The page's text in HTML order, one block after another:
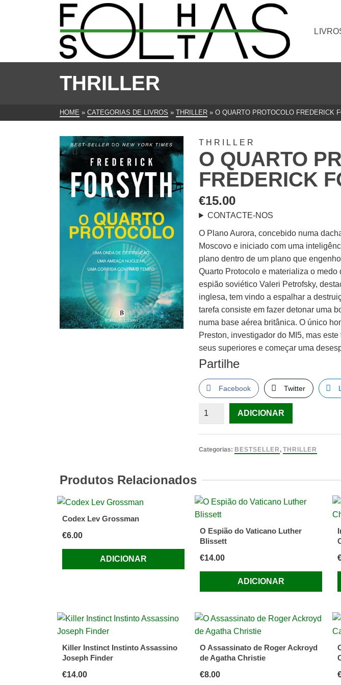
THRILLER
HOME » CATEGORIAS DE LIVROS » THRILLER » O QUARTO PROTOCOLO FREDERICK
THRILLER
O QUARTO
FREDERICK
€15.00
CONTACTE-NOS
O Plano Aurora, concebido numa
Moscovo e iniciado com uma
plano dentro de um plano que
Quarto Protocolo e materializa o
espião soviético Valeri Petrofsky,
inglesa, tem vindo a espalhar a
tarefa consiste em fazer detonar uma
numa base aérea britânica. O único
Preston, investigador do MI5, mas
seus superiores e começar uma
Partilhe
Facebook Twitter
Quantidade
Quarto
ADICIONAR
Categorias: BESTSELLER ,THRILLER
Produtos Relacionados
Codex Lev Grossman
€6.00
ADICIONAR
O Espião do Vaticano Luther
Blissett
€14.00
ADICIONAR
Killer Instinct Instinto Assassino
Joseph Finder
€14.00
O Assassinato de Roger Ackroyd
de Agatha Christie
€8.00